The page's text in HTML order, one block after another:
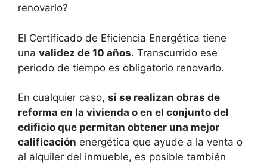
renovarlo?
El Certificado de Eficiencia Energética tiene
una validez de 10 años. Transcurrido ese
periodo de tiempo es obligatorio renovarlo.
En cualquier caso, si se realizan obras de
reforma en la vivienda o en el conjunto del
edificio que permitan obtener una mejor
calificación energética que ayude a la venta o
al alquiler del inmueble, es posible también